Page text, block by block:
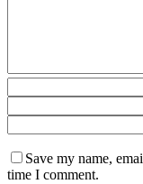
Save my name,
time I comment.